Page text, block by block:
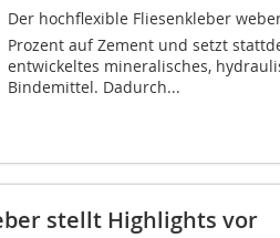
Der hochflexible Fliesenkleber
Prozent auf Zement und setzt
entwickeltes mineralisches,
Bindemittel. Dadurch...
stellt Highlights vor